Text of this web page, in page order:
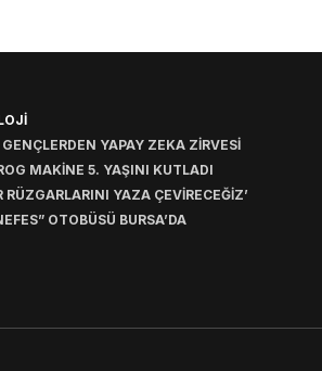
GENÇLERDEN YAPAY ZEKA ZİRVESİ
MAKİNE 5. YAŞINI KUTLADI
RÜZGARLARINI YAZA ÇEVİRECEĞİZ’
OTOBÜSÜ BURSA’DA